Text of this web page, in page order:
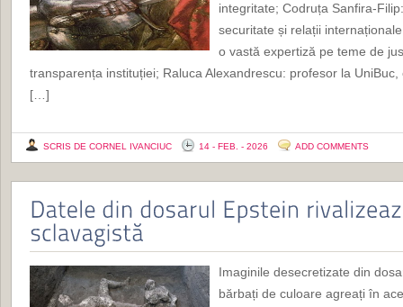
integritate; Codruța Sanfira-
securitate și relații
o vastă expertiză pe teme de
transparența instituției; Raluca Alexandrescu: profesor la
[…]
SCRIS DE CORNEL IVANCIUC 14 - FEB. - 2026 ADD COMMENTS
Imaginile desecretizate din
bărbați de culoare agreați în